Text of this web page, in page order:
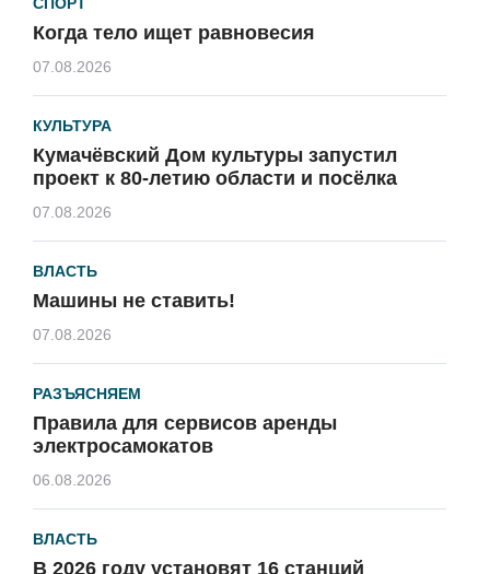
Когда тело ищет равновесия
07.08.2026
КУЛЬТУРА
Кумачёвский Дом культуры запустил
проект к 80-летию области и посёлка
07.08.2026
ВЛАСТЬ
Машины не ставить!
07.08.2026
РАЗЪЯСНЯЕМ
Правила для сервисов аренды
электросамокатов
06.08.2026
ВЛАСТЬ
В 2026 году установят 16 станций